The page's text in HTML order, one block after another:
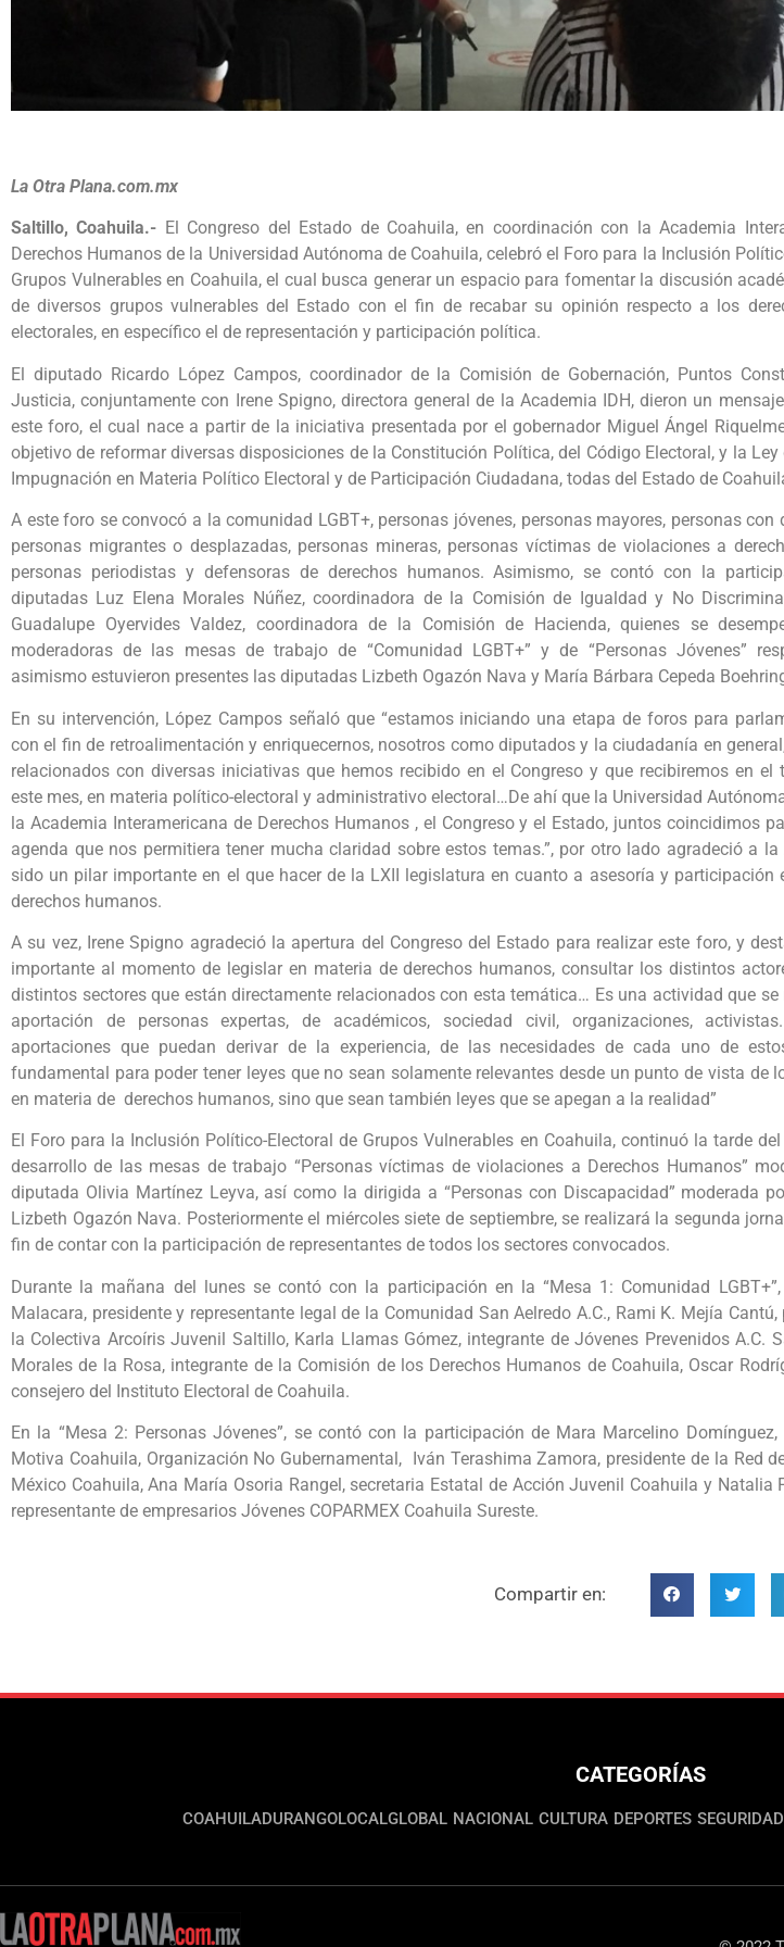
La Otra Plana.com.mx
Saltillo, Coahuila.- El Congreso del Estado de Coahuila, en coordinación con la Academia
Derechos Humanos de la Universidad Autónoma de Coahuila, celebró el Foro para la Inclusión
Grupos Vulnerables en Coahuila, el cual busca generar un espacio para fomentar la discusión
de diversos grupos vulnerables del Estado con el fin de recabar su opinión respecto a los
electorales, en específico el de representación y participación política.
El diputado Ricardo López Campos, coordinador de la Comisión de Gobernación, Puntos
Justicia, conjuntamente con Irene Spigno, directora general de la Academia IDH, dieron un
este foro, el cual nace a partir de la iniciativa presentada por el gobernador Miguel Ángel
objetivo de reformar diversas disposiciones de la Constitución Política, del Código Electoral, y la Ley
Impugnación en Materia Político Electoral y de Participación Ciudadana, todas del Estado de
A este foro se convocó a la comunidad LGBT+, personas jóvenes, personas mayores, personas con
personas migrantes o desplazadas, personas mineras, personas víctimas de violaciones a
personas periodistas y defensoras de derechos humanos. Asimismo, se contó con la
diputadas Luz Elena Morales Núñez, coordinadora de la Comisión de Igualdad y No
Guadalupe Oyervides Valdez, coordinadora de la Comisión de Hacienda, quienes se
moderadoras de las mesas de trabajo de “Comunidad LGBT+” y de “Personas Jóvenes”
asimismo estuvieron presentes las diputadas Lizbeth Ogazón Nava y María Bárbara Cepeda
En su intervención, López Campos señaló que “estamos iniciando una etapa de foros para
con el fin de retroalimentación y enriquecernos, nosotros como diputados y la ciudadanía en
relacionados con diversas iniciativas que hemos recibido en el Congreso y que recibiremos en el
este mes, en materia político-electoral y administrativo electoral…De ahí que la Universidad
la Academia Interamericana de Derechos Humanos , el Congreso y el Estado, juntos coincidimos
agenda que nos permitiera tener mucha claridad sobre estos temas.”, por otro lado agradeció a la
sido un pilar importante en el que hacer de la LXII legislatura en cuanto a asesoría y participación
derechos humanos.
A su vez, Irene Spigno agradeció la apertura del Congreso del Estado para realizar este foro, y
importante al momento de legislar en materia de derechos humanos, consultar los distintos
distintos sectores que están directamente relacionados con esta temática… Es una actividad que se
aportación de personas expertas, de académicos, sociedad civil, organizaciones,
aportaciones que puedan derivar de la experiencia, de las necesidades de cada uno de
fundamental para poder tener leyes que no sean solamente relevantes desde un punto de vista de
en materia de derechos humanos, sino que sean también leyes que se apegan a la realidad”
El Foro para la Inclusión Político-Electoral de Grupos Vulnerables en Coahuila, continuó la tarde del
desarrollo de las mesas de trabajo “Personas víctimas de violaciones a Derechos Humanos”
diputada Olivia Martínez Leyva, así como la dirigida a “Personas con Discapacidad” moderada
Lizbeth Ogazón Nava. Posteriormente el miércoles siete de septiembre, se realizará la segunda
fin de contar con la participación de representantes de todos los sectores convocados.
Durante la mañana del lunes se contó con la participación en la “Mesa 1: Comunidad
Malacara, presidente y representante legal de la Comunidad San Aelredo A.C., Rami K. Mejía Cantú,
la Colectiva Arcoíris Juvenil Saltillo, Karla Llamas Gómez, integrante de Jóvenes Prevenidos A.C.
Morales de la Rosa, integrante de la Comisión de los Derechos Humanos de Coahuila, Oscar
consejero del Instituto Electoral de Coahuila.
En la “Mesa 2: Personas Jóvenes”, se contó con la participación de Mara Marcelino Domínguez,
Motiva Coahuila, Organización No Gubernamental, Iván Terashima Zamora, presidente de la Red
México Coahuila, Ana María Osoria Rangel, secretaria Estatal de Acción Juvenil Coahuila y Natalia
representante de empresarios Jóvenes COPARMEX Coahuila Sureste.
Compartir en:
CATEGORÍAS
COAHUILADURANGOLOCALGLOBAL NACIONAL CULTURA DEPORTES SEGURIDAD